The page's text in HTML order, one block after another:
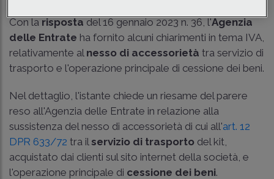
Con larispostadel 16 gennaio 2023 n. 36, l'Agenzia
delle Entrate ha fornito alcuni chiarimenti in tema IVA,
relativamente al nesso di accessorietà tra servizio di
trasporto e l'operazione principale di cessione dei beni.
Nel dettaglio, l'istante chiede un riesame del parere
reso all'Agenzia delle Entrate in relazione alla
sussistenza del nesso di accessorietà di cui all'art. 12
DPR 633/72 tra il servizio di trasporto del kit,
acquistato dai clienti sul sito internet della società, e
l'operazione principale di cessione dei beni.